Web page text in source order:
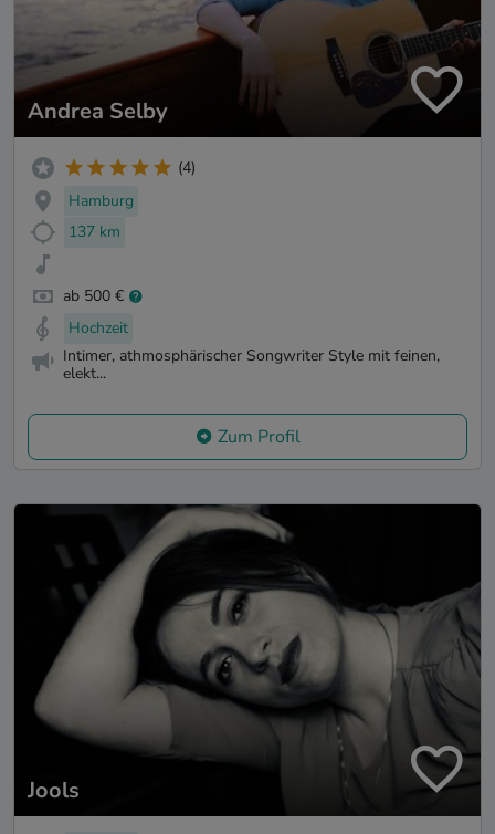
Andrea Selby
(4)
Hamburg
137 km
ab 500 €
Hochzeit
Intimer, athmosphärischer Songwriter Style mit feinen,
elekt...
Zum Profil
Jools